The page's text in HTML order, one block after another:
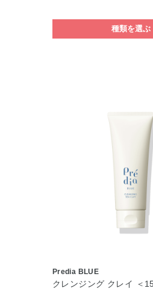
種類を選ぶ
Predia BLUE
クレンジング クレイ ＜